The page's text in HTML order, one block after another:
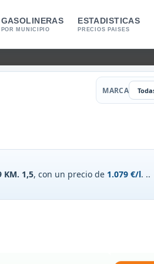
GASOLINERAS
POR MUNICIPIO
ESTADISTICAS
PRECIOS PAISES
MARCA
KM. 1,5, con un precio de 1.079 €/l. ..